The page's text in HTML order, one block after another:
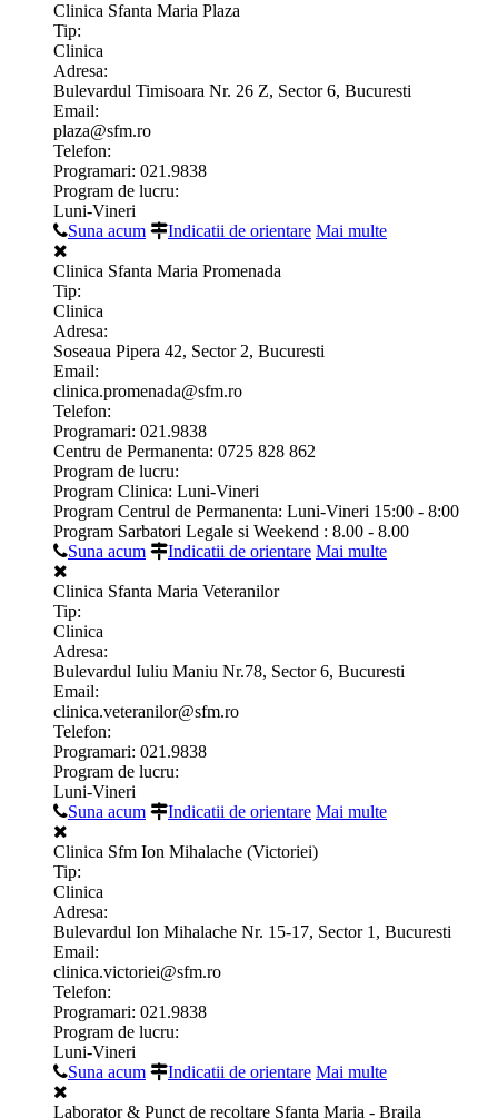
Clinica Sfanta Maria Plaza
Tip:
Clinica
Adresa:
Bulevardul Timisoara Nr. 26 Z, Sector 6, Bucuresti
Email:
plaza@sfm.ro
Telefon:
Programari: 021.9838
Program de lucru:
Luni-Vineri
Suna acum
Indicatii de orientare Mai multe
Clinica Sfanta Maria Promenada
Tip:
Clinica
Adresa:
Soseaua Pipera 42, Sector 2, Bucuresti
Email:
clinica.promenada@sfm.ro
Telefon:
Programari: 021.9838
Centru de Permanenta: 0725 828 862
Program de lucru:
Program Clinica: Luni-Vineri
Program Centrul de Permanenta: Luni-Vineri 15:00 - 8:00
Program Sarbatori Legale si Weekend : 8.00 - 8.00
Suna acum
Indicatii de orientare Mai multe
Clinica Sfanta Maria Veteranilor
Tip:
Clinica
Adresa:
Bulevardul Iuliu Maniu Nr.78, Sector 6, Bucuresti
Email:
clinica.veteranilor@sfm.ro
Telefon:
Programari: 021.9838
Program de lucru:
Luni-Vineri
Suna acum
Indicatii de orientare Mai multe
Clinica Sfm Ion Mihalache (Victoriei)
Tip:
Clinica
Adresa:
Bulevardul Ion Mihalache Nr. 15-17, Sector 1, Bucuresti
Email:
clinica.victoriei@sfm.ro
Telefon:
Programari: 021.9838
Program de lucru:
Luni-Vineri
Suna acum
Indicatii de orientare Mai multe
Laborator & Punct de recoltare Sfanta Maria - Braila